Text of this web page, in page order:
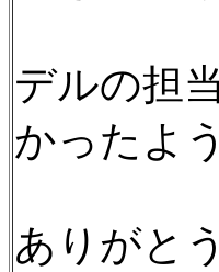
デルの担
かったよ
ありがと